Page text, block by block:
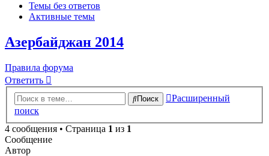
Темы без ответов
Активные темы
Азербайджан 2014
Правила форума
Ответить
Поиск
Расширенный
поиск
4 сообщения • Страница 1 из 1
Сообщение
Автор